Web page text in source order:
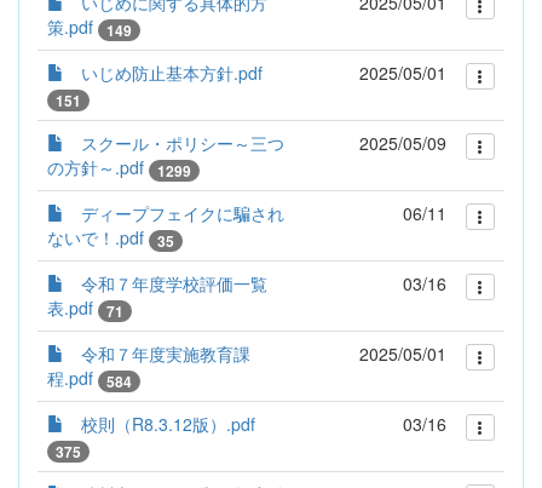
策.pdf
149
いじめ防止基本方針.pdf
151
2025/05/01
スクール・ポリシー～三つ
の方針～.pdf
1299
2025/05/09
ディープフェイクに騙され
ないで！.pdf
35
06/11
令和７年度学校評価一覧
表.pdf
71
03/16
令和７年度実施教育課
程.pdf
584
2025/05/01
校則（R8.3.12版）.pdf
375
03/16